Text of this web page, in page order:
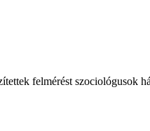
felmérést